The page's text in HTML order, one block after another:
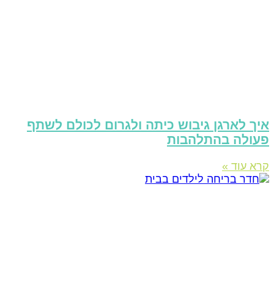
לארגן גיבוש כיתה ולגרום לכולם לשתף
בהתלהבות
עוד »